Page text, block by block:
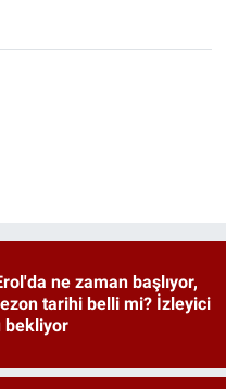
ne zaman başlıyor,
tarihi belli mi? İzleyici
bekliyor